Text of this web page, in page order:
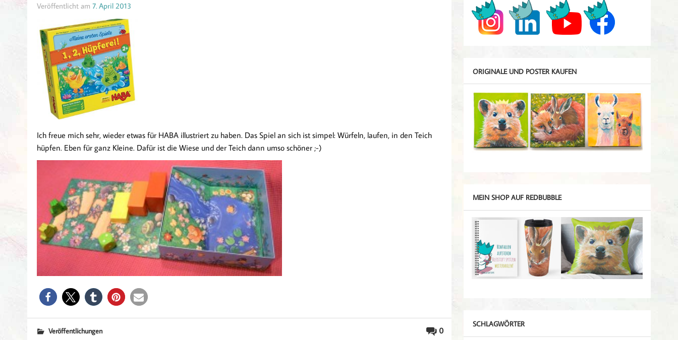
Veröffentlicht am 7. April 2013
Ich freue mich sehr, wieder etwas für HABA illustriert zu haben. Das Spiel an sich ist simpel: Würfeln, laufen, in den Teich
hüpfen. Eben für ganz Kleine. Dafür ist die Wiese und der Teich dann umso schöner ;-)
0
Veröffentlichungen
ORIGINALE UND POSTER KAUFEN
MEIN SHOP AUF REDBUBBLE
SCHLAGWÖRTER